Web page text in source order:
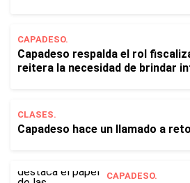
CAPADESO.
Capadeso respalda el rol
reitera la necesidad de brindar
CLASES.
Capadeso hace un llamado a
CAPADESO.